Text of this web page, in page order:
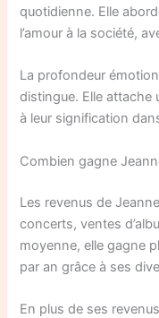
quotidienne. Elle
l’amour à la société,
La profondeur
distingue. Elle
à leur signification
Combien gagne
Les revenus de
concerts, ventes
moyenne, elle gagne
par an grâce à ses
En plus de ses